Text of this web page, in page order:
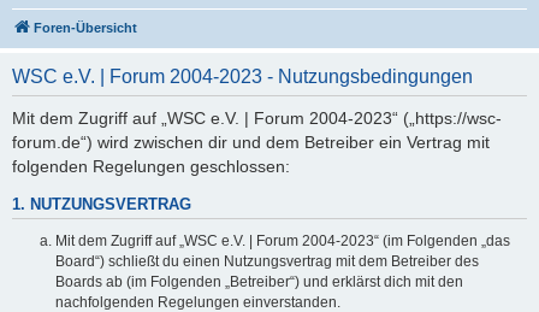
Foren-Übersicht
WSC e.V. | Forum 2004-2023 - Nutzungsbedingungen
Mit dem Zugriff auf „WSC e.V. | Forum 2004-2023“ („https://wsc-
forum.de“) wird zwischen dir und dem Betreiber ein Vertrag mit
folgenden Regelungen geschlossen:
1. NUTZUNGSVERTRAG
Mit dem Zugriff auf „WSC e.V. | Forum 2004-2023“ (im Folgenden „das
Board“) schließt du einen Nutzungsvertrag mit dem Betreiber des
Boards ab (im Folgenden „Betreiber“) und erklärst dich mit den
nachfolgenden Regelungen einverstanden.